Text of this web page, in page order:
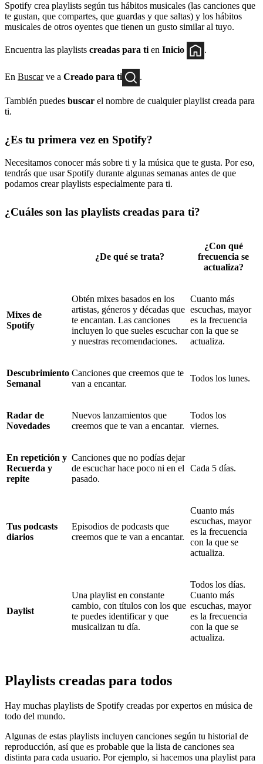
Spotify crea playlists según tus hábitos musicales (las canciones que
te gustan, que compartes, que guardas y que saltas) y los hábitos
musicales de otros oyentes que tienen un gusto similar al tuyo.
Encuentra las playlists creadas para ti en Inicio .
En Buscarve a Creado para ti .
También puedes buscar el nombre de cualquier playlist creada para
ti.
¿Es tu primera vez en Spotify?
Necesitamos conocer más sobre ti y la música que te gusta. Por eso,
tendrás que usar Spotify durante algunas semanas antes de que
podamos crear playlists especialmente para ti.
¿Cuáles son las playlists creadas para ti?
¿De qué se trata?
¿Con qué
frecuencia se
actualiza?
Mixes de
Spotify
Obtén mixes basados en los
artistas, géneros y décadas que
te encantan. Las canciones
incluyen lo que sueles escuchar
y nuestras recomendaciones.
Cuanto más
escuchas, mayor
es la frecuencia
con la que se
actualiza.
Descubrimiento
Semanal
Canciones que creemos que te
van a encantar.
Todos los lunes.
Radar de
Novedades
Nuevos lanzamientos que
creemos que te van a encantar.
Todos los
viernes.
En repetición y
Recuerda y
repite
Canciones que no podías dejar
de escuchar hace poco ni en el
pasado.
Cada 5 días.
Tus podcasts
diarios
Episodios de podcasts que
creemos que te van a encantar.
Cuanto más
escuchas, mayor
es la frecuencia
con la que se
actualiza.
Daylist
Una playlist en constante
cambio, con títulos con los que
te puedes identificar y que
musicalizan tu día.
Todos los días.
Cuanto más
escuchas, mayor
es la frecuencia
con la que se
actualiza.
Playlists creadas para todos
Hay muchas playlists de Spotify creadas por expertos en música de
todo del mundo.
Algunas de estas playlists incluyen canciones según tu historial de
reproducción, así que es probable que la lista de canciones sea
distinta para cada usuario. Por ejemplo, si hacemos una playlist para